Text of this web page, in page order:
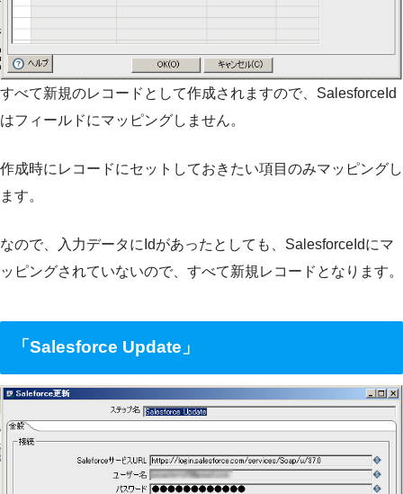
すべて新規のレコードとして作成されますので、SalesforceId
はフィールドにマッピングしません。
作成時にレコードにセットしておきたい項目のみマッピングし
ます。
なので、入力データにIdがあったとしても、SalesforceIdにマ
ッピングされていないので、すべて新規レコードとなります。
「Salesforce Update」